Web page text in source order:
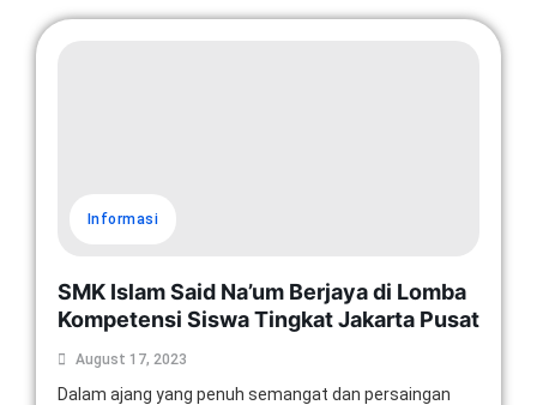
Informasi
SMK Islam Said Na’um Berjaya di Lomba
Kompetensi Siswa Tingkat Jakarta Pusat
August 17, 2023
Dalam ajang yang penuh semangat dan persaingan